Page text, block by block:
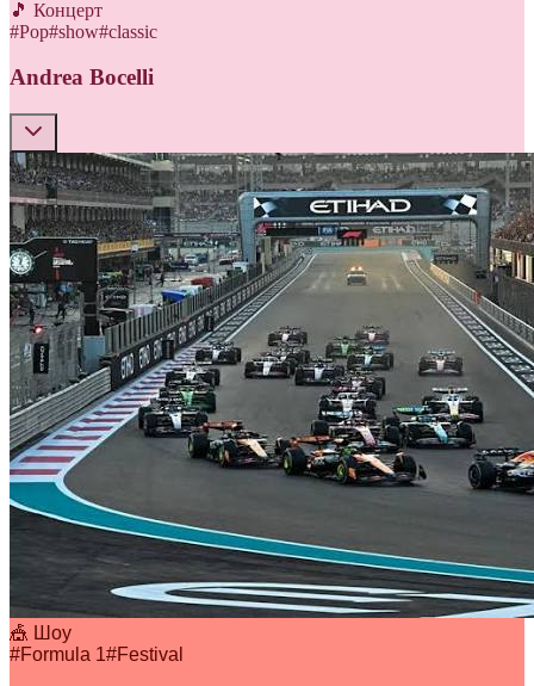
🎵 Концерт
#Pop#show#classic
Andrea Bocelli
🎪 Шоу
#Formula 1#Festival